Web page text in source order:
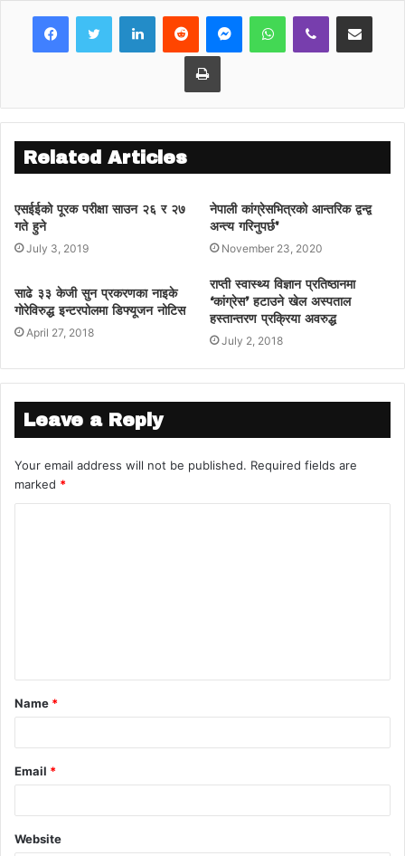
LinkedInReddit MessengerWhatsAppViber Share via Email
Print
Related Articles
एसईईको पूरक परीक्षा साउन २६ र २७
गते हुने
July 3, 2019
नेपाली कांग्रेसभित्रको आन्तरिक द्वन्द्व
अन्त्य गरिनुपर्छ'
November 23, 2020
साढे ३३ केजी सुन प्रकरणका नाइके
गोरेविरुद्ध इन्टरपोलमा डिफ्यूजन नोटिस
April 27, 2018
राप्ती स्वास्थ्य विज्ञान प्रतिष्ठानमा
‘कांग्रेस’ हटाउने खेल अस्पताल
हस्तान्तरण प्रक्रिया अवरुद्ध
July 2, 2018
Leave a Reply
Your email address will not be published. Required fields are
marked *
Name *
Email *
Website